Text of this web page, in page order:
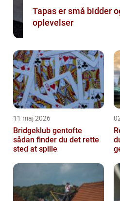
Tapas er små bidder
oplevelser
11 maj 2026
Bridgeklub gentofte
sådan finder du det rette
sted at spille